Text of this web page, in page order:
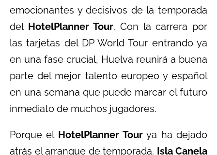
emocionantes y decisivos de la temporada
del HotelPlanner Tour. Con la carrera por
las tarjetas del DP World Tour entrando ya
en una fase crucial, Huelva reunirá a buena
parte del mejor talento europeo y español
en una semana que puede marcar el futuro
inmediato de muchos jugadores.
Porque el HotelPlanner Tour ya ha dejado
atrás el arranque de temporada. Isla Canela